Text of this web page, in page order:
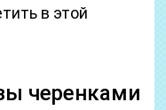
в этой
черенками